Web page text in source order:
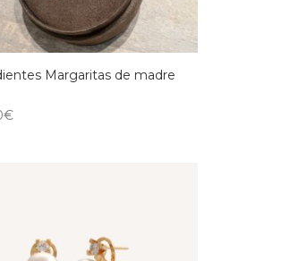
Margaritas de madre
€